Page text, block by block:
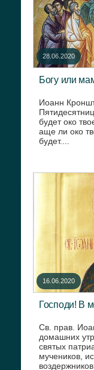
28.06.2020
Богу или
Иоанн
будет око
аще ли око
будет....
16.06.2020
Господи! В
Св. прав.
домашних
святых
мучеников,
воздержников